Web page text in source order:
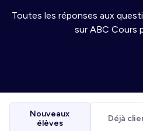
Toutes les réponses aux
sur ABC Cours
Nouveaux
élèves
Déjà